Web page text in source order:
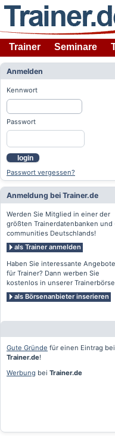
Trainer Seminare
Anmelden
Kennwort
Passwort
login
Passwort vergessen?
Anmeldung bei Trainer.de
Werden Sie Mitglied in einer der
größten Trainerdatenbanken und
communities Deutschlands!
als Trainer anmelden
Haben Sie interessante Angebote
für Trainer? Dann werben Sie
kostenlos in unserer
als Börsenanbieter inserieren
Gute Gründe für einen Eintrag bei
Trainer.de!
Werbung bei Trainer.de